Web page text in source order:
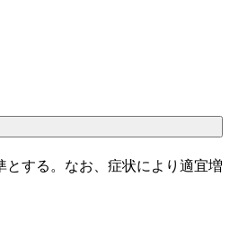
する。なお、症状により適宜増